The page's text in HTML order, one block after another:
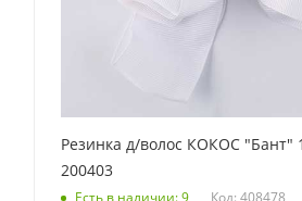
Резинка д/волос КОКОС "Бант"
200403
Код: 408478